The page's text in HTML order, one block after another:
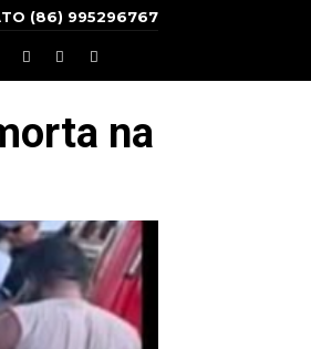
(86) 995296767
na